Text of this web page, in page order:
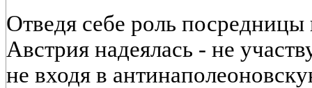
Отведя себе роль
Австрия надеялась - не
не входя в